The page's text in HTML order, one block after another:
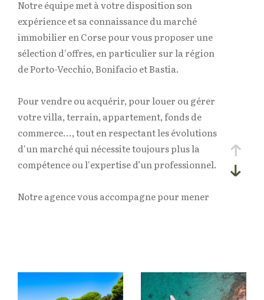
Notre équipe met à votre disposition son
expérience et sa connaissance du marché
immobilier en Corse pour vous proposer une
sélection d'offres, en particulier sur la région
de Porto-Vecchio, Bonifacio et Bastia.
Pour vendre ou acquérir, pour louer ou gérer
votre villa, terrain, appartement, fonds de
commerce..., tout en respectant les évolutions
d'un marché qui nécessite toujours plus la
compétence ou l'expertise d’un professionnel.
Notre agence vous accompagne pour mener
rigoureux